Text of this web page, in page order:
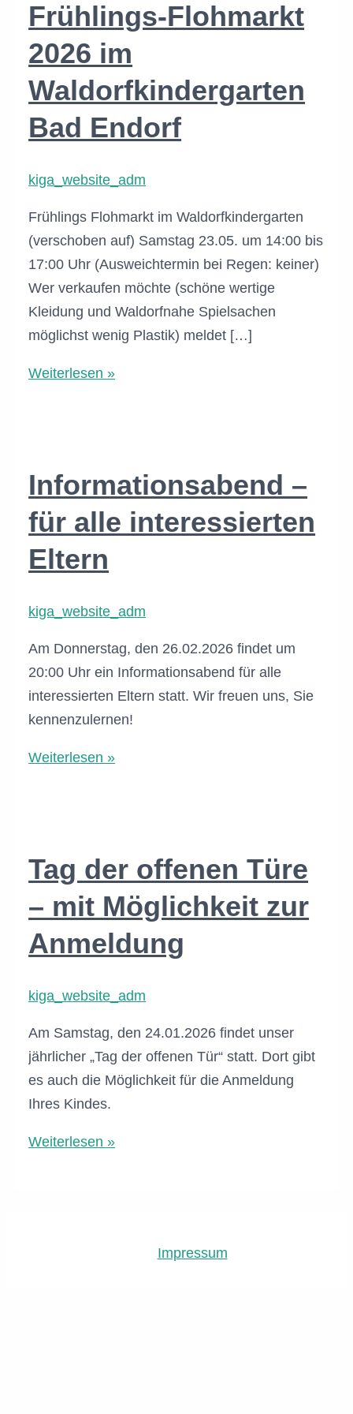
Frühlings-Flohmarkt
2026 im
Waldorfkindergarten
Bad Endorf
kiga_website_adm
Frühlings Flohmarkt im Waldorfkindergarten
(verschoben auf) Samstag 23.05. um 14:00 bis
17:00 Uhr (Ausweichtermin bei Regen: keiner)
Wer verkaufen möchte (schöne wertige
Kleidung und Waldorfnahe Spielsachen
möglichst wenig Plastik) meldet […]
Frühlings-
Bad
Endorf
Weiterlesen »
Informationsabend –
für alle interessierten
Eltern
kiga_website_adm
Am Donnerstag, den 26.02.2026 findet um
20:00 Uhr ein Informationsabend für alle
interessierten Eltern statt. Wir freuen uns, Sie
kennenzulernen!
Informationsabend
Eltern
Weiterlesen »
Tag der offenen Türe
– mit Möglichkeit zur
Anmeldung
kiga_website_adm
Am Samstag, den 24.01.2026 findet unser
jährlicher „Tag der offenen Tür“ statt. Dort gibt
es auch die Möglichkeit für die Anmeldung
Ihres Kindes.
Tag
Weiterlesen »
Impressum